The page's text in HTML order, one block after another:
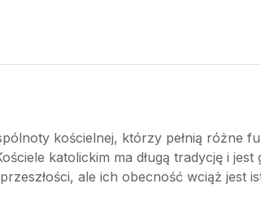
kościelnej, którzy pełnią różne
katolickim ma długą tradycję i
ale ich obecność wciąż jest